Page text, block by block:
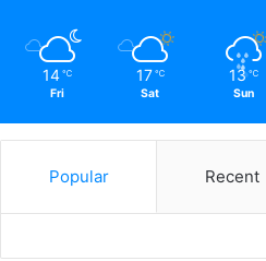
14 ℃
Fri
17 ℃
Sat
13 ℃
Sun
Popular Recent